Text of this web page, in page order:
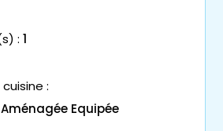
: 1
:
Equipée